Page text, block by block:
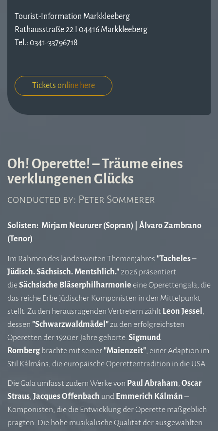
Tourist-Information Markkleeberg
Rathausstraße 22 I 04416 Markkleeberg
Tel.: 0341-33796718
Tickets online here
Oh! Operette! – Träume eines
verklungenen Glücks
conducted by: Peter Sommerer
Solisten: Mirjam Neururer (Sopran) | Álvaro Zambrano
(Tenor)
Im Rahmen des landesweiten Themenjahres "Tacheles –
Jüdisch. Sächsisch. Mentshlich." 2026 präsentiert
dieSächsische Bläserphilharmonie eine Operettengala, die
das reiche Erbe jüdischer Komponisten in den Mittelpunkt
stellt. Zu den herausragenden Vertretern zählt Leon Jessel
dessen "Schwarzwaldmädel" zu den erfolgreichsten
Operetten der 1920er Jahre gehörte. Sigmund
Romberg brachte mit seiner "Maienzeit" , einer Adaption im
Stil Kálmáns, die europäische Operettentradition in die USA.
Die Gala umfasst zudem Werke von Paul Abraham, Oscar
Straus, Jacques Offenbach und Emmerich Kálmán–
Komponisten, die die Entwicklung der Operette maßgeblich
prägten. Die hohe musikalische Qualität der ausgewählten